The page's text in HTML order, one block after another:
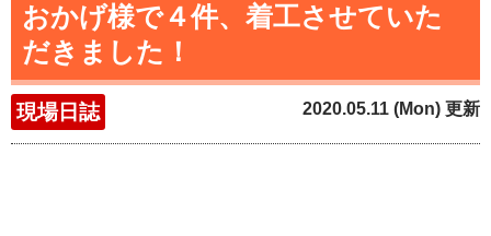
おかげ様で４件、着工させていた
だきました！
現場日誌 2020.05.11 (Mon) 更新